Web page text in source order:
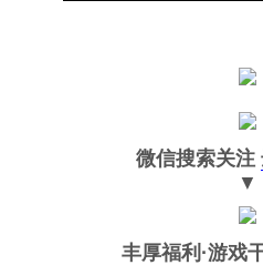
微信搜索关注
▼
丰厚福利 ·游戏